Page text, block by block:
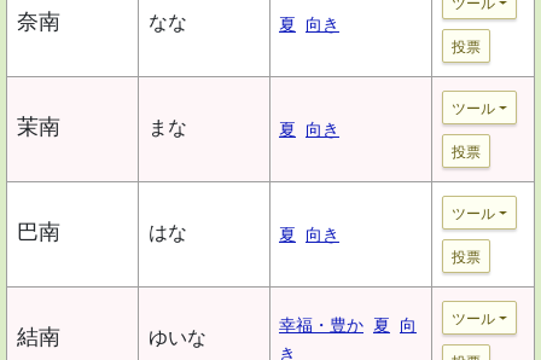
奈南 なな 夏 向き
ツール
投票
茉南 まな 夏 向き
ツール
投票
巴南 はな 夏 向き
ツール
投票
結南 ゆいな
幸福・豊か 夏
向
き
ツール